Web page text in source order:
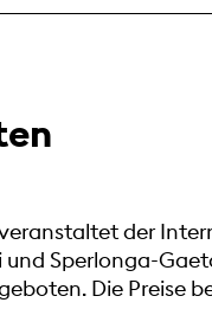
der
Sperlonga-
Die Preise